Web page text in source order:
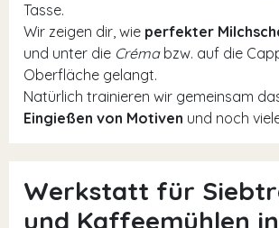
Tasse.
Wir zeigen dir, wie perfekter
und unter die Crémabzw. auf die
Oberfläche gelangt.
Natürlich trainieren wir gemeinsam
Eingießen von Motiven und noch
Werkstatt für
und Kaffeemühlen in